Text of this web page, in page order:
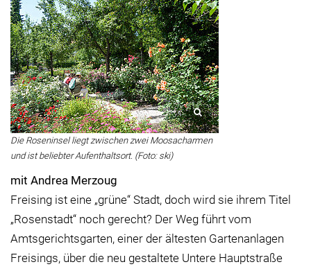
Die Roseninsel liegt zwischen zwei Moosacharmen
und ist beliebter Aufenthaltsort. (Foto: ski)
mit Andrea Merzoug
Freising ist eine „grüne“ Stadt, doch wird sie ihrem Titel
„Rosenstadt“ noch gerecht? Der Weg führt vom
Amtsgerichtsgarten, einer der ältesten Gartenanlagen
Freisings, über die neu gestaltete Untere Hauptstraße